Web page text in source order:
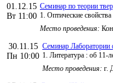
01.12.15
Вт 11:00
Семинар по теории
1. Оптические
Место проведения:
30.11.15
Пн 10:00
Семинар Лаборатории
1. Литература : об
Место проведения: г.